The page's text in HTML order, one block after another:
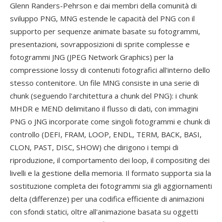
Glenn Randers-Pehrson e dai membri della comunità di
sviluppo PNG, MNG estende le capacità del PNG con il
supporto per sequenze animate basate su fotogrammi,
presentazioni, sovrapposizioni di sprite complesse e
fotogrammi JNG (JPEG Network Graphics) per la
compressione lossy di contenuti fotografici all'interno dello
stesso contenitore. Un file MNG consiste in una serie di
chunk (seguendo l'architettura a chunk del PNG): i chunk
MHDR e MEND delimitano il flusso di dati, con immagini
PNG o JNG incorporate come singoli fotogrammi e chunk di
controllo (DEFI, FRAM, LOOP, ENDL, TERM, BACK, BASI,
CLON, PAST, DISC, SHOW) che dirigono i tempi di
riproduzione, il comportamento dei loop, il compositing dei
livelli e la gestione della memoria. Il formato supporta sia la
sostituzione completa dei fotogrammi sia gli aggiornamenti
delta (differenze) per una codifica efficiente di animazioni
con sfondi statici, oltre all'animazione basata su oggetti